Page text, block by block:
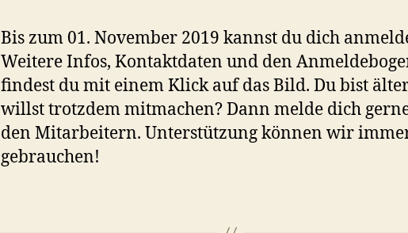
Bis zum 01. November 2019 kannst du dich
Weitere Infos, Kontaktdaten und den
findest du mit einem Klick auf das Bild. Du bist
willst trotzdem mitmachen? Dann melde dich
den Mitarbeitern. Unterstützung können wir
gebrauchen!